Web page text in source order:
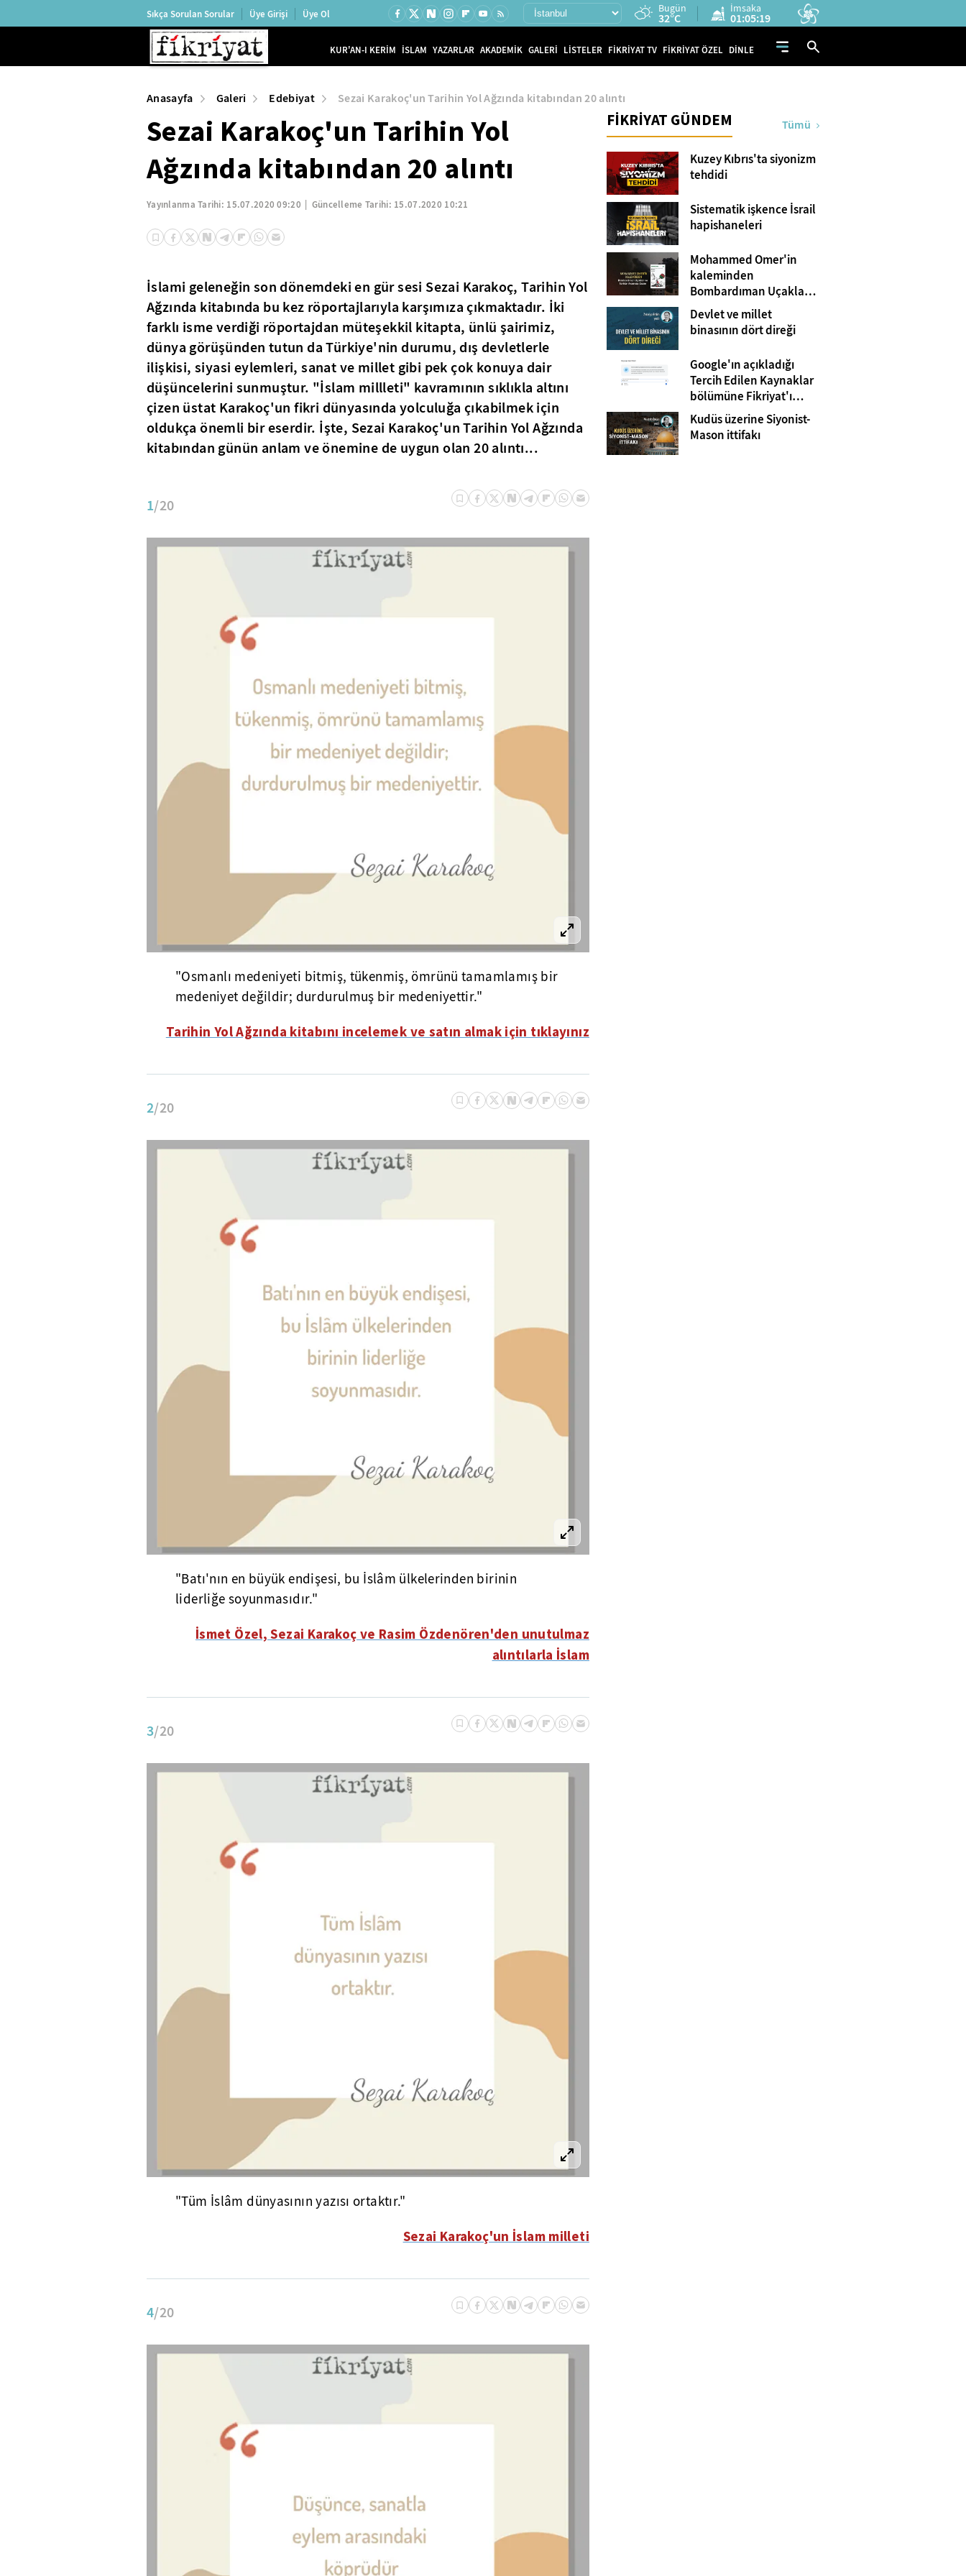
Sıkça Sorulan Sorular Üye Girişi Üye Ol Bugün
32°C
İmsaka
01:05:18
KUR'AN-I KERİM İSLAM YAZARLAR AKADEMİK GALERİ LİSTELER FİKRİYAT TV FİKRİYAT ÖZEL DİNLE
Anasayfa Galeri Edebiyat Sezai Karakoç'un Tarihin Yol Ağzında kitabından 20 alıntı
Sezai Karakoç'un Tarihin Yol
Ağzında kitabından 20 alıntı
Yayınlanma Tarihi: 15.07.2020 09:20 Güncelleme Tarihi: 15.07.2020 10:21
İslami geleneğin son dönemdeki en gür sesi Sezai Karakoç, Tarihin Yol
Ağzında kitabında bu kez röportajlarıyla karşımıza çıkmaktadır. İki
farklı isme verdiği röportajdan müteşekkil kitapta, ünlü şairimiz,
dünya görüşünden tutun da Türkiye'nin durumu, dış devletlerle
ilişkisi, siyasi eylemleri, sanat ve millet gibi pek çok konuya dair
düşüncelerini sunmuştur. "İslam millleti" kavramının sıklıkla altını
çizen üstat Karakoç'un fikri dünyasında yolculuğa çıkabilmek için
oldukça önemli bir eserdir. İşte, Sezai Karakoç'un Tarihin Yol Ağzında
kitabından günün anlam ve önemine de uygun olan 20 alıntı...
1/20
"Osmanlı medeniyeti bitmiş, tükenmiş, ömrünü tamamlamış bir
medeniyet değildir; durdurulmuş bir medeniyettir."
Tarihin Yol Ağzında kitabını incelemek ve satın almak için tıklayınız
2/20
"Batı'nın en büyük endişesi, bu İslâm ülkelerinden birinin
liderliğe soyunmasıdır."
İsmet Özel, Sezai Karakoç ve Rasim Özdenören'den unutulmaz
alıntılarla İslam
3/20
"Tüm İslâm dünyasının yazısı ortaktır."
Sezai Karakoç'un İslam milleti
4/20
FİKRİYAT GÜNDEM Tümü
Kuzey Kıbrıs'ta siyonizm
tehdidi
Sistematik işkence İsrail
hapishaneleri
Mohammed Omer'in
kaleminden
Bombardıman Uçakları
ve Tanklar Arasında
Gazze
Devlet ve millet
binasının dört direği
Google'ın açıkladığı
Tercih Edilen Kaynaklar
bölümüne Fikriyat'ı
eklemeyi unutmayın!
Kudüs üzerine Siyonist-
Mason ittifakı